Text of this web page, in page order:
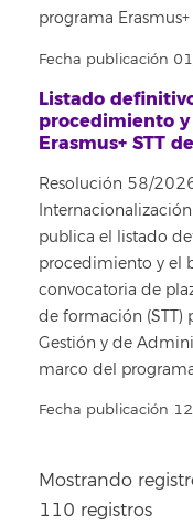
programa
Fecha publicación
Listado
procedimiento
Erasmus+ STT
Resolución 58/
publica el listado
procedimiento y el
convocatoria de
de formación (STT)
Gestión y de
marco del
Fecha publicación
Mostrando
110 registros